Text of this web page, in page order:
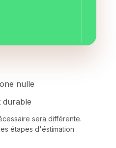
nulle
durable
sera différente.
étapes d'éstimation